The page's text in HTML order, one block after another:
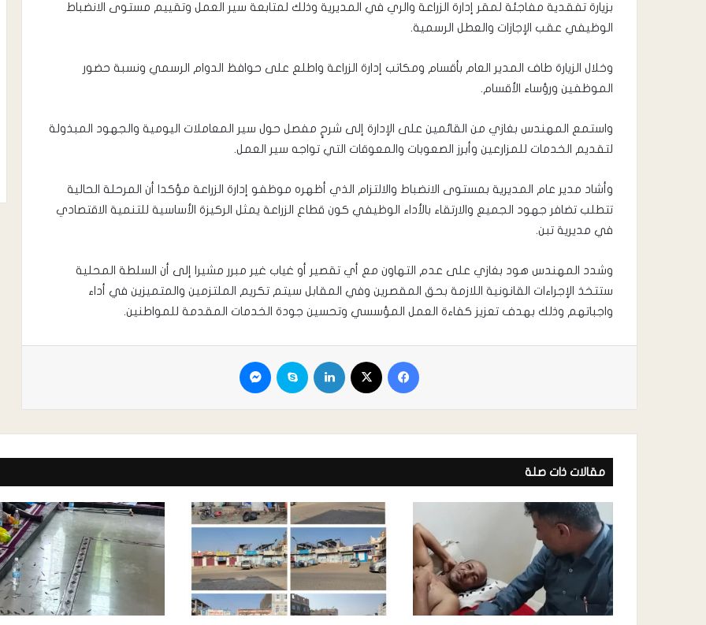
بزيارة تفقدية مفاجئة لمقر إدارة الزراعة والري في المديرية وذلك لمتابعة سير العمل وتقييم مستوى الانضباط
الوظيفي عقب الإجازات والعطل الرسمية.
​وخلال الزيارة طاف المدير العام بأقسام ومكاتب إدارة الزراعة واطلع على حوافظ الدوام الرسمي ونسبة حضور
الموظفين ورؤساء الأقسام.
واستمع المهندس بغازي من القائمين على الإدارة إلى شرحٍ مفصل حول سير المعاملات اليومية والجهود المبذولة
لتقديم الخدمات للمزارعين وأبرز الصعوبات والمعوقات التي تواجه سير العمل.
​وأشاد مدير عام المديرية بمستوى الانضباط والالتزام الذي أظهره موظفو إدارة الزراعة مؤكدا أن المرحلة الحالية
تتطلب تضافر جهود الجميع والارتقاء بالأداء الوظيفي كون قطاع الزراعة يمثل الركيزة الأساسية للتنمية الاقتصادي
في مديرية تبن.
​وشدد المهندس هود بغازي على عدم التهاون مع أي تقصير أو غياب غير مبرر مشيرا إلى أن السلطة المحلية
ستتخذ الإجراءات القانونية اللازمة بحق المقصرين وفي المقابل سيتم تكريم الملتزمين والمتميزين في أداء
واجباتهم وذلك بهدف تعزيز كفاءة العمل المؤسسي وتحسين جودة الخدمات المقدمة للمواطنين.
مقالات ذات صلة